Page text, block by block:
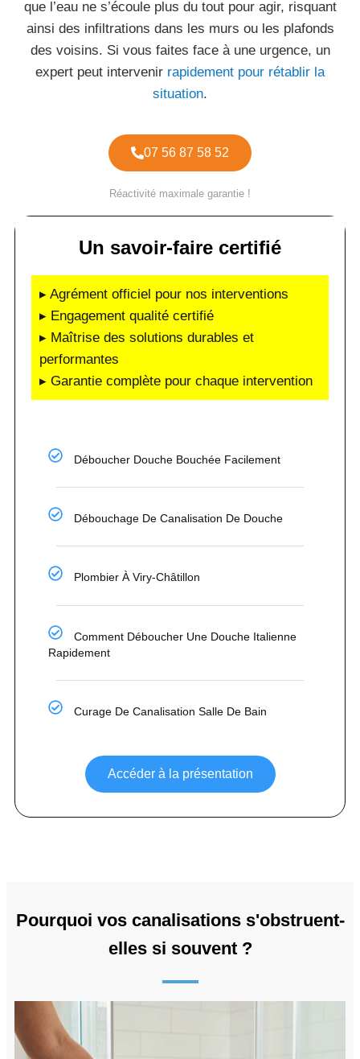
que l’eau ne s’écoule plus du tout pour agir, risquant
ainsi des infiltrations dans les murs ou les plafonds
des voisins. Si vous faites face à une urgence, un
expert peut intervenir rapidement pour rétablir la
situation.
07 56 87 58 52
Réactivité maximale garantie !
Un savoir-faire certifié
▸ Agrément officiel pour nos interventions
▸ Engagement qualité certifié
▸ Maîtrise des solutions durables et
performantes
▸ Garantie complète pour chaque intervention
Déboucher Douche Bouchée Facilement
Débouchage De Canalisation De Douche
Plombier À Viry-Châtillon
Comment Déboucher Une Douche Italienne
Rapidement
Curage De Canalisation Salle De Bain
Accéder à la présentation
Pourquoi vos canalisations s'obstruent-
elles si souvent ?